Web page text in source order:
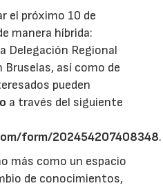
el próximo 10 de
manera híbrida:
Delegación Regional
Bruselas, así como de
pueden
a través del siguiente
form/202454207408348.
más como un espacio
de conocimientos,